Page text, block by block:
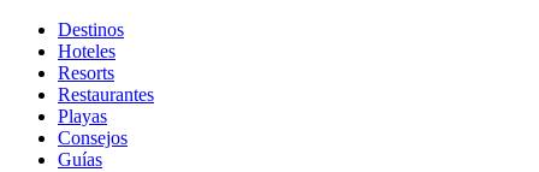
Destinos
Hoteles
Resorts
Restaurantes
Playas
Consejos
Guías